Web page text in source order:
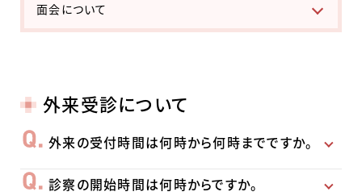
面会について
外来受診について
外来の受付時間は何時から何時までですか。
診察の開始時間は何時からですか。